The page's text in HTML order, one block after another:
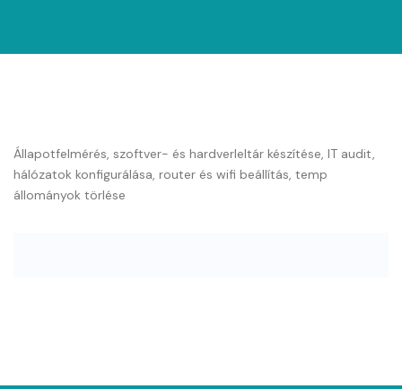
Állapotfelmérés, szoftver- és hardverleltár készítése, IT audit,
hálózatok konfigurálása, router és wifi beállítás, temp
állományok törlése